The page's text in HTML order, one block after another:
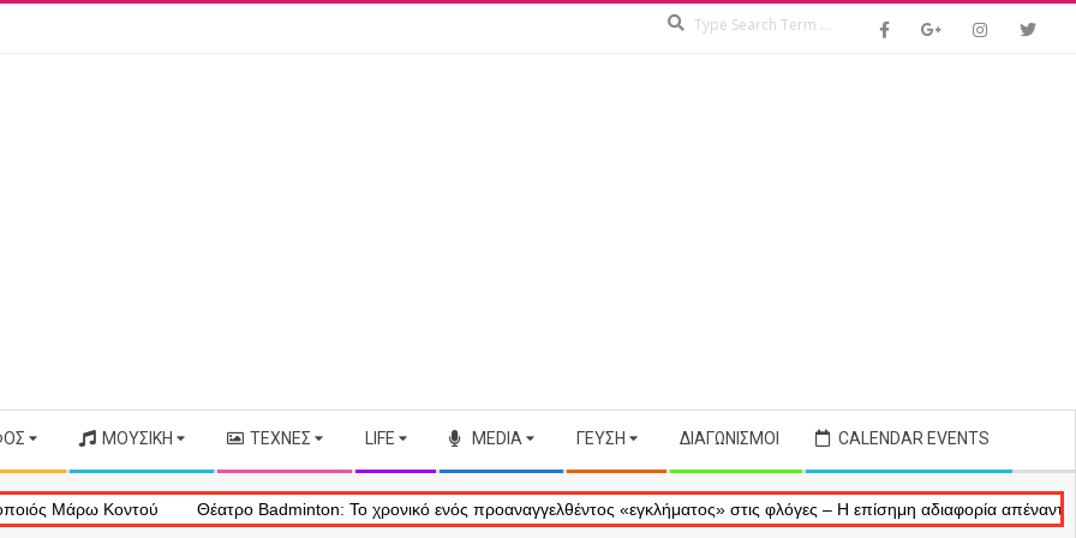
ΜΟΥΣΙΚΉ ΤΈΧΝΕΣ LIFE MEDIA ΓΕΎΣΗ ΔΙΑΓΩΝΙΣΜΟΊ CALENDAR EVENTS
Κοντού Θέατρο Badminton: Το χρονικό ενός προαναγγελθέντος «εγκλήματος» στις φλόγες – Η επίσημη αδιαφορία απέναντι στις